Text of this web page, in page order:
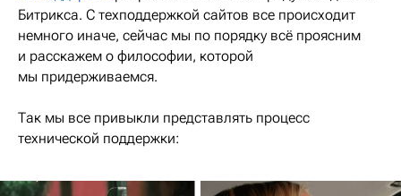
Битрикса. С техподдержкой сайтов все происходит
немного иначе, сейчас мы по порядку всё проясним
и расскажем о философии, которой
мы придерживаемся.
Так мы все привыкли представлять процесс
технической поддержки: